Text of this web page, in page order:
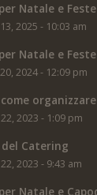
Natale e
2025 - 10:03 am
Natale e
2024 - 12:09 pm
2023 - 1:09 pm
Catering
2023 - 9:43 am
Natale e